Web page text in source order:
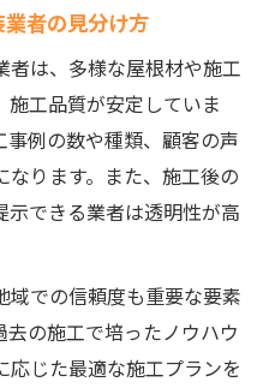
者の見分け方
者は、多様な屋根材や施工
工品質が安定していま
例の数や種類、顧客の声
ります。また、施工後の
できる業者は透明性が高
域での信頼度も重要な要素
の施工で培ったノウハウ
応じた最適な施工プランを